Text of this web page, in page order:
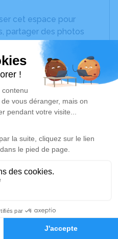
Hommages
cet espace pour
partager des photos
exprimer vos pensées
des textes. Cet endroit
à honorer la
hommage est
Je rends hommage
à 10h30